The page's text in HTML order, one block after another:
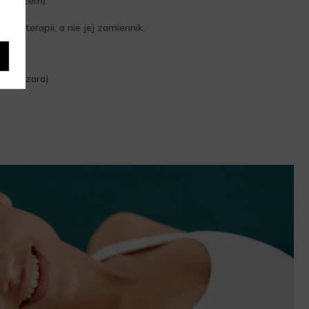
terapii, a nie jej zamiennik.